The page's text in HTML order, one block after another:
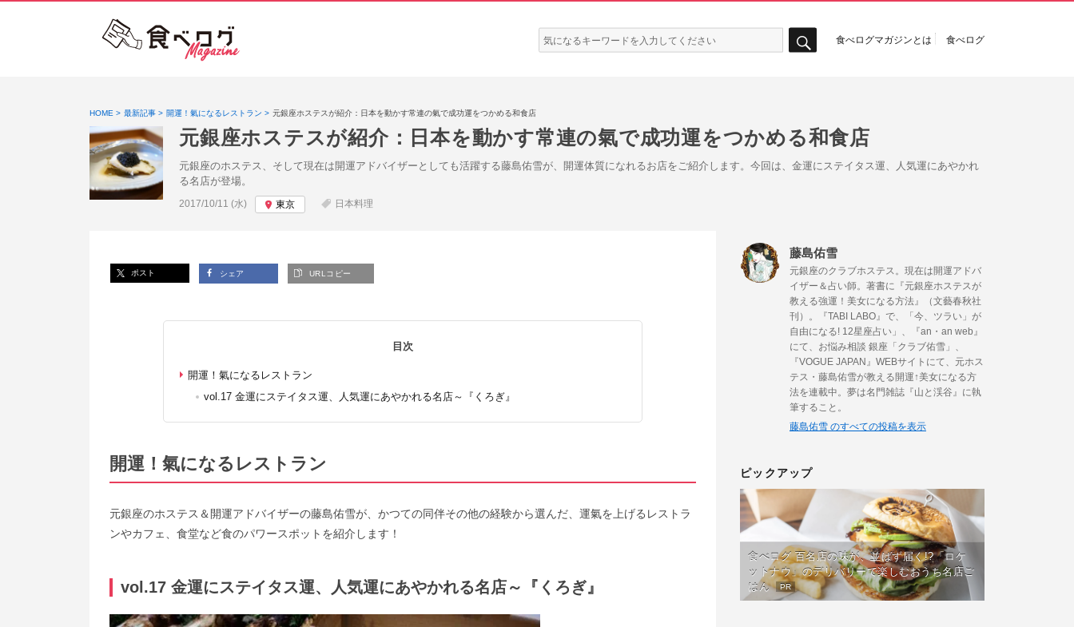
検
索:
食べログマガジンとは 食べログ
HOME 最新記事 開運！氣になるレストラン 元銀座ホステスが紹介：日本を動かす常連の氣で成功運をつかめる和食店
元銀座ホステスが紹介：日本を動かす常連の氣で成功運をつかめる和食店
元銀座のホステス、そして現在は開運アドバイザーとしても活躍する藤島佑雪が、開運体質になれるお店をご紹介します。今回は、金運にステイタス運、人気運にあやかれ
る名店が登場。
投稿日:
2017/10/11 (水) 東京 日本料理
ポスト シェア URLコピー
目次
開運！氣になるレストラン
vol.17 金運にステイタス運、人気運にあやかれる名店～『くろぎ』
開運！氣になるレストラン
元銀座のホステス＆開運アドバイザーの藤島佑雪が、かつての同伴その他の経験から選んだ、運氣を上げるレストラ
ンやカフェ、食堂など食のパワースポットを紹介します！
vol.17 金運にステイタス運、人気運にあやかれる名店～『くろぎ』
藤島佑雪
元銀座のクラブホステス。現在は開運アドバ
イザー＆占い師。著書に『元銀座ホステスが
教える強運！美女になる方法』（文藝春秋社
刊）。『TABI LABO』で、「今、ツラい」が
自由になる! 12星座占い」、『an・an web』
にて、お悩み相談 銀座「クラブ佑雪」、
『VOGUE JAPAN』WEBサイトにて、元ホス
テス・藤島佑雪が教える開運↑美女になる方
法を連載中。夢は名門雑誌『山と渓谷』に執
筆すること。
藤島佑雪 のすべての投稿を表示
ピックアップ
食べログ 百名店の味が、並ばず届く!?「ロケ
ットナウ」のデリバリーで楽しむおうち名店ご
はん
PR